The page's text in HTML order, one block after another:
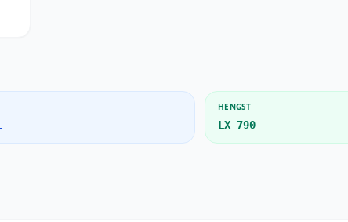
HENGST
LX 790